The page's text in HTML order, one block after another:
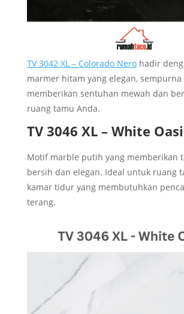
TV 3042 XL – Colorado Nerohadir
marmer hitam yang elegan,
memberikan sentuhan mewah dan
ruang tamu Anda.
TV 3046 XL – White
Motif marble putih yang memberikan
bersih dan elegan. Ideal untuk ruang
kamar tidur yang membutuhkan
terang.